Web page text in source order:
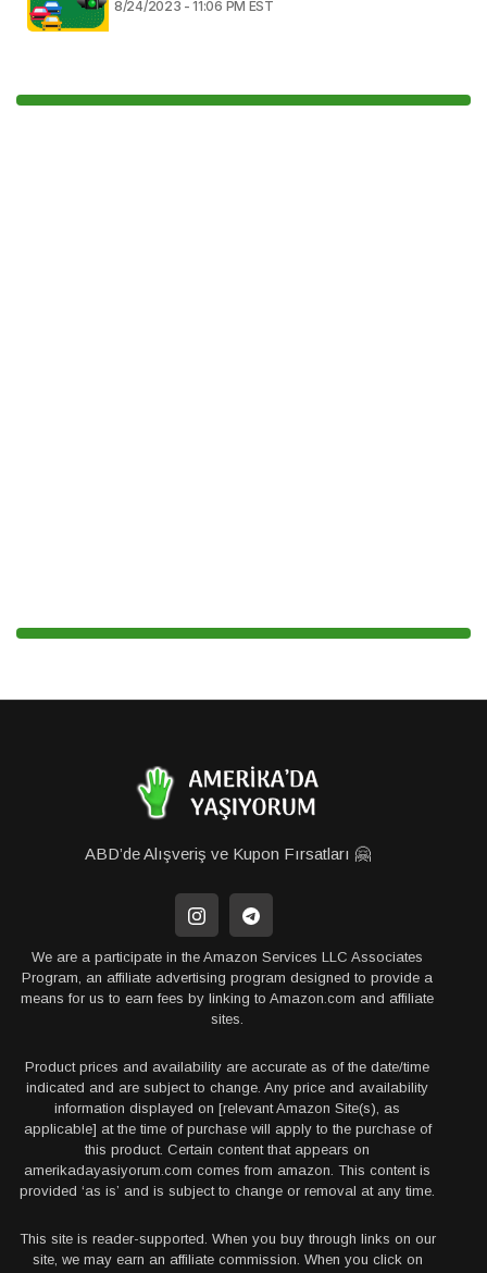
8/24/2023 - 11:06 PM EST
ABD’de Alışveriş ve Kupon Fırsatları 🤗
We are a participate in the Amazon Services LLC Associates
Program, an affiliate advertising program designed to provide a
means for us to earn fees by linking to Amazon.com and affiliate
sites.
Product prices and availability are accurate as of the date/time
indicated and are subject to change. Any price and availability
information displayed on [relevant Amazon Site(s), as
applicable] at the time of purchase will apply to the purchase of
this product. Certain content that appears on
amerikadayasiyorum.com comes from amazon. This content is
provided ‘as is’ and is subject to change or removal at any time.
This site is reader-supported. When you buy through links on our
site, we may earn an affiliate commission. When you click on